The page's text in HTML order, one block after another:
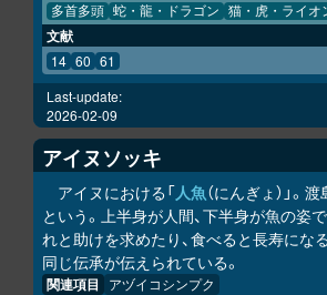
多首多頭 蛇・龍・ドラゴン 猫・虎・ライオ
文献
14 60 61
Last-update:
2026-02-09
アイヌソッキ
アイヌにおける「人魚（にんぎょ）」
という。上半身が人間、下半身が魚の姿
れと助けを求めたり、食べると長寿にな
同じ伝承が伝えられている。
関連項目 アヅイコシンプク